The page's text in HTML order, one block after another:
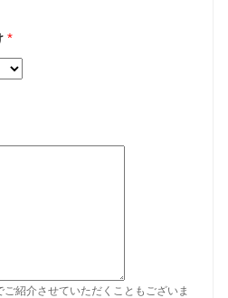
*
紹介させていただくこともございま